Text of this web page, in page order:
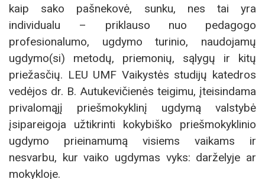
kaip sako pašnekovė, sunku, nes tai yra
individualu – priklauso nuo pedagogo
profesionalumo, ugdymo turinio, naudojamų
ugdymo(si) metodų, priemonių, sąlygų ir kitų
priežasčių. LEU UMF Vaikystės studijų katedros
vedėjos dr. B. Autukevičienės teigimu, įteisindama
privalomąjį priešmokyklinį ugdymą valstybė
įsipareigoja užtikrinti kokybiško priešmokyklinio
ugdymo prieinamumą visiems vaikams ir
nesvarbu, kur vaiko ugdymas vyks: darželyje ar
mokykloje.